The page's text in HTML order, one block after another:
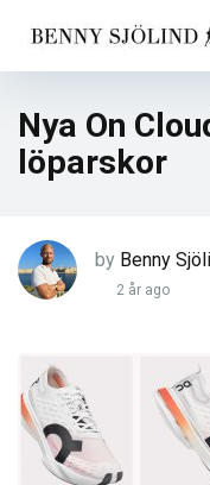
Nya On
löparskor
by Benny
2 år ago